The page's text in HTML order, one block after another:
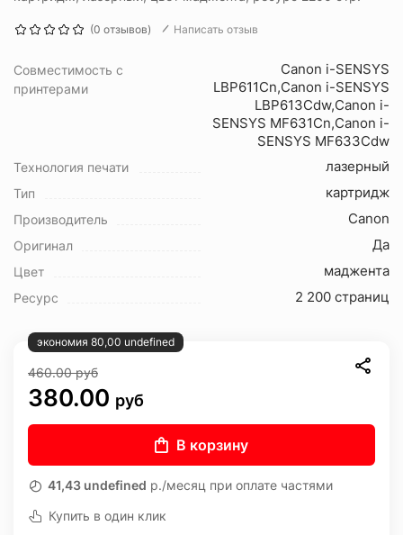
(0 отзывов) Написать отзыв
Совместимость с
принтерами
Canon i-SENSYS
LBP611Cn,Canon i-SENSYS
LBP613Cdw,Canon i-
SENSYS MF631Cn,Canon i-
SENSYS MF633Cdw
Технология печати лазерный
Тип картридж
Производитель Canon
Оригинал Да
Цвет маджента
Ресурс 2 200 страниц
экономия 80,00 undefined
460.00руб
380.00 руб
В корзину
41,43 undefined р./месяц при оплате частями
Купить в один клик